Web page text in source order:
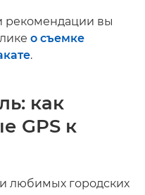
рекомендации вы
о съемке
.
как
GPS к
любимых городских